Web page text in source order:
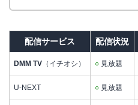
配信サービス 配信状況
DMM TV （イチオシ） ○ 見放題
U-NEXT ○ 見放題